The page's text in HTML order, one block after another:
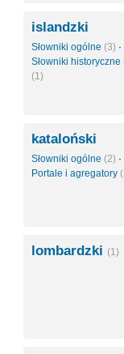
islandzki
Słowniki ogólne (3) ·
Słowniki historyczne
(1)
kataloński
Słowniki ogólne (2) ·
Portale i agregatory
lombardzki (1)